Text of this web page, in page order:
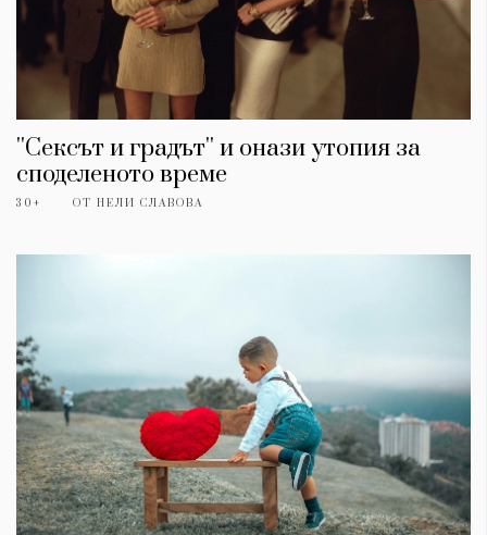
''Сексът и градът'' и онази утопия за
споделеното време
30+ ОТ НЕЛИ СЛАВОВА
КАТЕГОРИИ
Wine&Dine
Подкасти
Мода
Dialogue
Изкуство
ЗА НАС
Условия за
ползване
За нас
Реклама
Политика за